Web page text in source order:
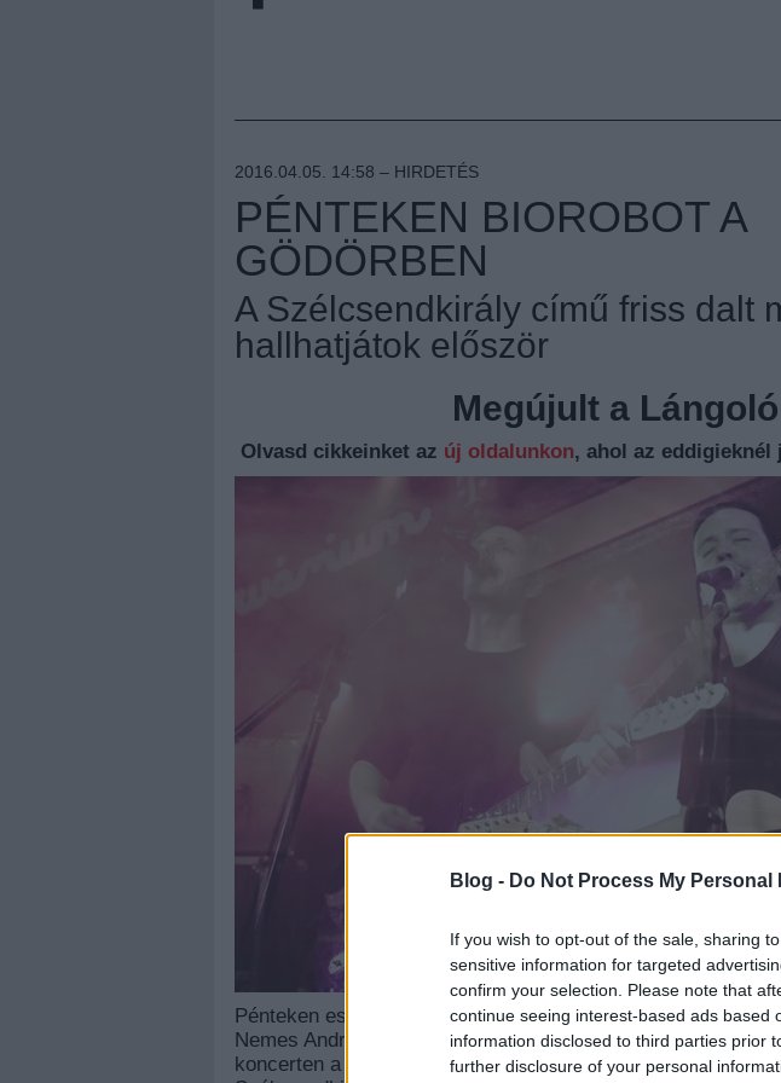
Blog - Do Not Process My Personal
If you wish to opt-out of the sale, sharing
sensitive information for targeted
confirm your selection. Please note that
continue seeing interest-based ads based
information disclosed to third parties prior
further disclosure of your personal
2016.04.05. 14:58 – HIRDETÉS
PÉNTEKEN BIOROBOT A
GÖDÖRBEN
A Szélcsendkirály című friss dalt
hallhatjátok először
Megújult a
Olvasd cikkeinket az új oldalunkon, ahol az
Pénteken este hosszú kihagyás után ismét a Gödör Klub
Nemes András és Bérczesi Róbert speciális, két
koncerten a más ismert és kedvelt számok mellett egy új